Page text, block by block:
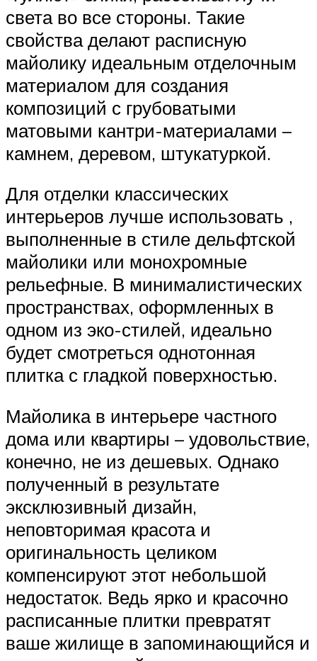
света во все стороны. Такие
свойства делают расписную
майолику идеальным отделочным
материалом для создания
композиций с грубоватыми
матовыми кантри-материалами –
камнем, деревом, штукатуркой.
Для отделки классических
интерьеров лучше использовать ,
выполненные в стиле дельфтской
майолики или монохромные
рельефные. В минималистических
пространствах, оформленных в
одном из эко-стилей, идеально
будет смотреться однотонная
плитка с гладкой поверхностью.
Майолика в интерьере частного
дома или квартиры – удовольствие,
конечно, не из дешевых. Однако
полученный в результате
эксклюзивный дизайн,
неповторимая красота и
оригинальность целиком
компенсируют этот небольшой
недостаток. Ведь ярко и красочно
расписанные плитки превратят
ваше жилище в запоминающийся и